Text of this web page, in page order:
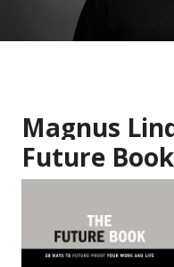
Magnus
Future Book